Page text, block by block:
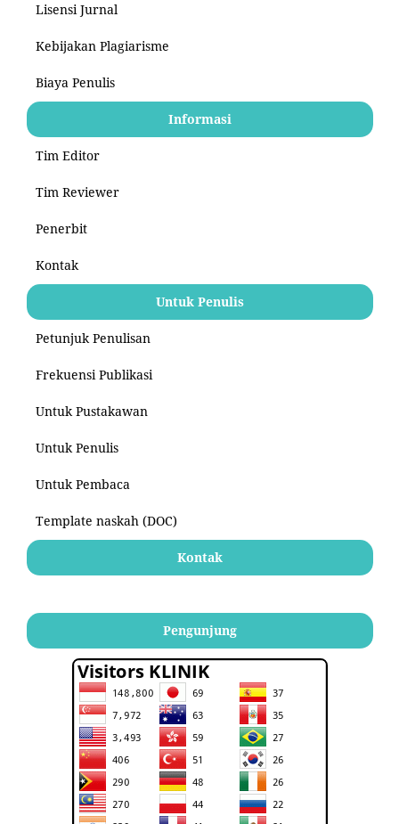
Lisensi Jurnal
Kebijakan Plagiarisme
Biaya Penulis
Informasi
Tim Editor
Tim Reviewer
Penerbit
Kontak
Untuk Penulis
Petunjuk Penulisan
Frekuensi Publikasi
Untuk Pustakawan
Untuk Penulis
Untuk Pembaca
Template naskah (DOC)
Kontak
Pengunjung